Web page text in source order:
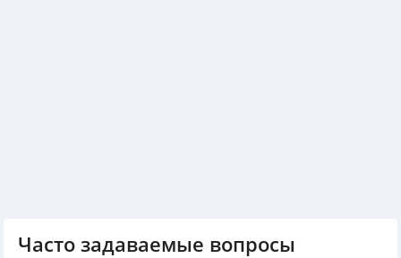
Часто задаваемые вопросы